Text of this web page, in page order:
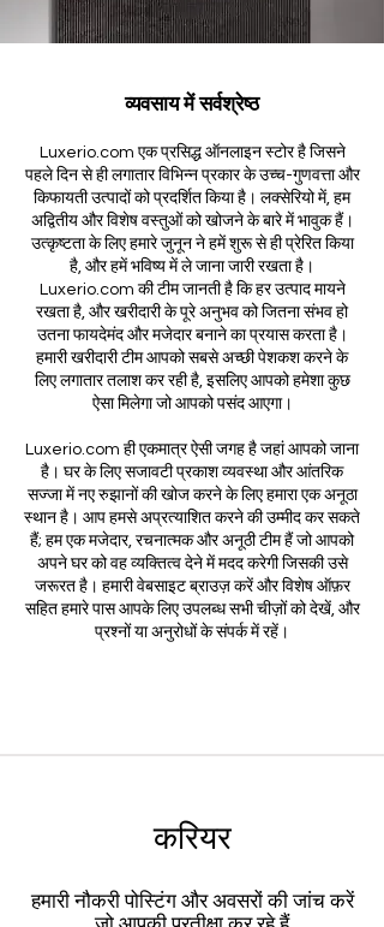
व्यवसाय में सर्वश्रेष्ठ
Luxerio.com एक प्रसिद्ध ऑनलाइन स्टोर है जिसने
पहले दिन से ही लगातार विभिन्न प्रकार के उच्च-गुणवत्ता और
किफायती उत्पादों को प्रदर्शित किया है। लक्सेरियो में, हम
अद्वितीय और विशेष वस्तुओं को खोजने के बारे में भावुक हैं।
उत्कृष्टता के लिए हमारे जुनून ने हमें शुरू से ही प्रेरित किया
है, और हमें भविष्य में ले जाना जारी रखता है।
Luxerio.com की टीम जानती है कि हर उत्पाद मायने
रखता है, और खरीदारी के पूरे अनुभव को जितना संभव हो
उतना फायदेमंद और मजेदार बनाने का प्रयास करता है।
हमारी खरीदारी टीम आपको सबसे अच्छी पेशकश करने के
लिए लगातार तलाश कर रही है, इसलिए आपको हमेशा कुछ
ऐसा मिलेगा जो आपको पसंद आएगा।
Luxerio.com ही एकमात्र ऐसी जगह है जहां आपको जाना
है। घर के लिए सजावटी प्रकाश व्यवस्था और आंतरिक
सज्जा में नए रुझानों की खोज करने के लिए हमारा एक अनूठा
स्थान है। आप हमसे अप्रत्याशित करने की उम्मीद कर सकते
हैं; हम एक मजेदार, रचनात्मक और अनूठी टीम हैं जो आपको
अपने घर को वह व्यक्तित्व देने में मदद करेगी जिसकी उसे
जरूरत है। हमारी वेबसाइट ब्राउज़ करें और विशेष ऑफ़र
सहित हमारे पास आपके लिए उपलब्ध सभी चीज़ों को देखें, और
प्रश्नों या अनुरोधों के संपर्क में रहें।
करियर
हमारी नौकरी पोस्टिंग और अवसरों की जांच करें